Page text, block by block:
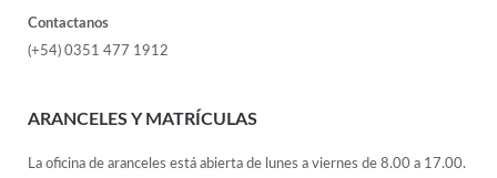
Contactanos
(+54) 0351 477 1912
ARANCELES Y MATRÍCULAS
La oficina de aranceles está abierta de lunes a viernes de 8.00 a 17.00.